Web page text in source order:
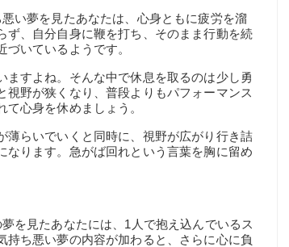
い夢を見たあなたは、心身ともに疲労を溜
、自分自身に鞭を打ち、そのまま行動を続
いているようです。
すよね。そんな中で休息を取るのは少し勇
野が狭くなり、普段よりもパフォーマンス
心身を休めましょう。
らいでいくと同時に、視野が広がり行き詰
なります。急がば回れという言葉を胸に留め
を見たあなたには、1人で抱え込んでいるス
持ち悪い夢の内容が加わると、さらに心に負